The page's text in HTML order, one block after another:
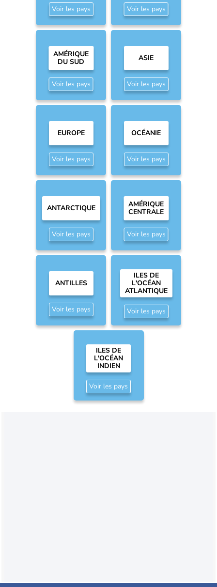
Voir les pays Voir les pays
AMÉRIQUE
DU SUD
Voir les pays
ASIE
Voir les pays
EUROPE
Voir les pays
OCÉANIE
Voir les pays
ANTARCTIQUE
Voir les pays
AMÉRIQUE
CENTRALE
Voir les pays
ANTILLES
Voir les pays
ILES DE
L'OCÉAN
ATLANTIQUE
Voir les pays
ILES DE
L'OCÉAN
INDIEN
Voir les pays